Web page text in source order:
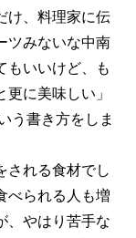
け、料理家に伝
ツみないな中南
もいいけど、も
に美味しい」
う書き方をしま
される食材でし
べられる人も増
、やはり苦手な